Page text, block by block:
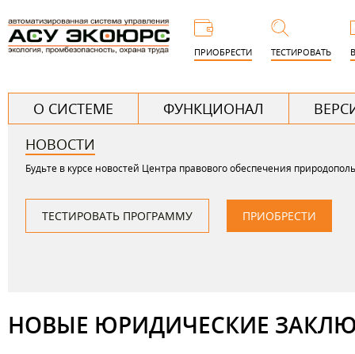
к
ПРИОБРЕСТИ ТЕСТИРОВАТЬ
л
О СИСТЕМЕ ФУНКЦИОНАЛ
НОВОСТИ
Будьте в курсе новостей Центра правового обеспечения
ТЕСТИРОВАТЬ ПРОГРАММУ ПРИОБРЕСТИ
НОВЫЕ ЮРИДИЧЕСКИЕ